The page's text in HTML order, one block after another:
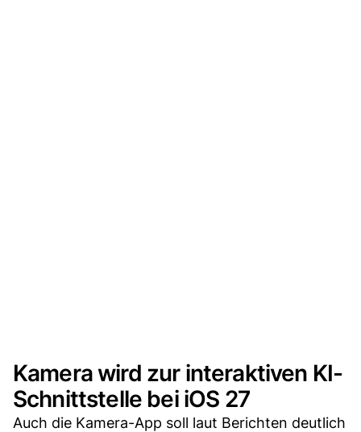
Kamera wird zur interaktiven KI-
Schnittstelle bei iOS 27
Auch die Kamera-App soll laut Berichten deutlich